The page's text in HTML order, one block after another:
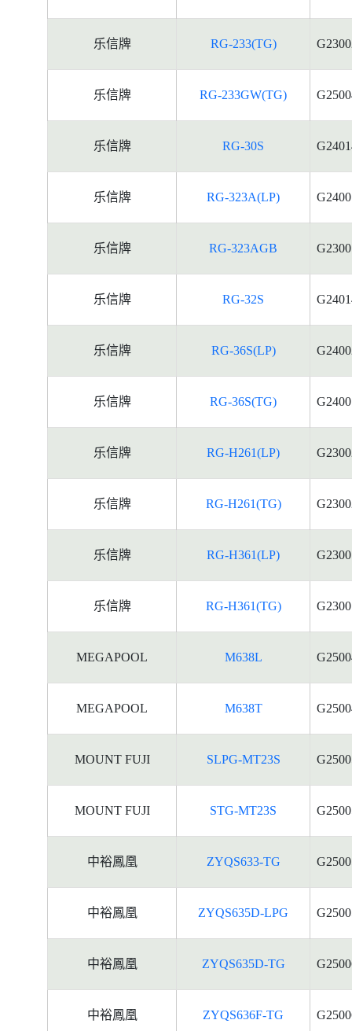
乐信牌 RG-233(TG)
乐信牌 RG-233GW(TG)
乐信牌 RG-30S
乐信牌 RG-323A(LP)
乐信牌 RG-323AGB
乐信牌 RG-32S
乐信牌 RG-36S(LP)
乐信牌 RG-36S(TG)
乐信牌 RG-H261(LP)
乐信牌 RG-H261(TG)
乐信牌 RG-H361(LP)
乐信牌 RG-H361(TG)
MEGAPOOL M638L
MEGAPOOL M638T
MOUNT FUJI SLPG-MT23S
MOUNT FUJI STG-MT23S
中裕鳳凰 ZYQS633-TG
中裕鳳凰 ZYQS635D-LPG
中裕鳳凰 ZYQS635D-TG
中裕鳳凰 ZYQS636F-TG